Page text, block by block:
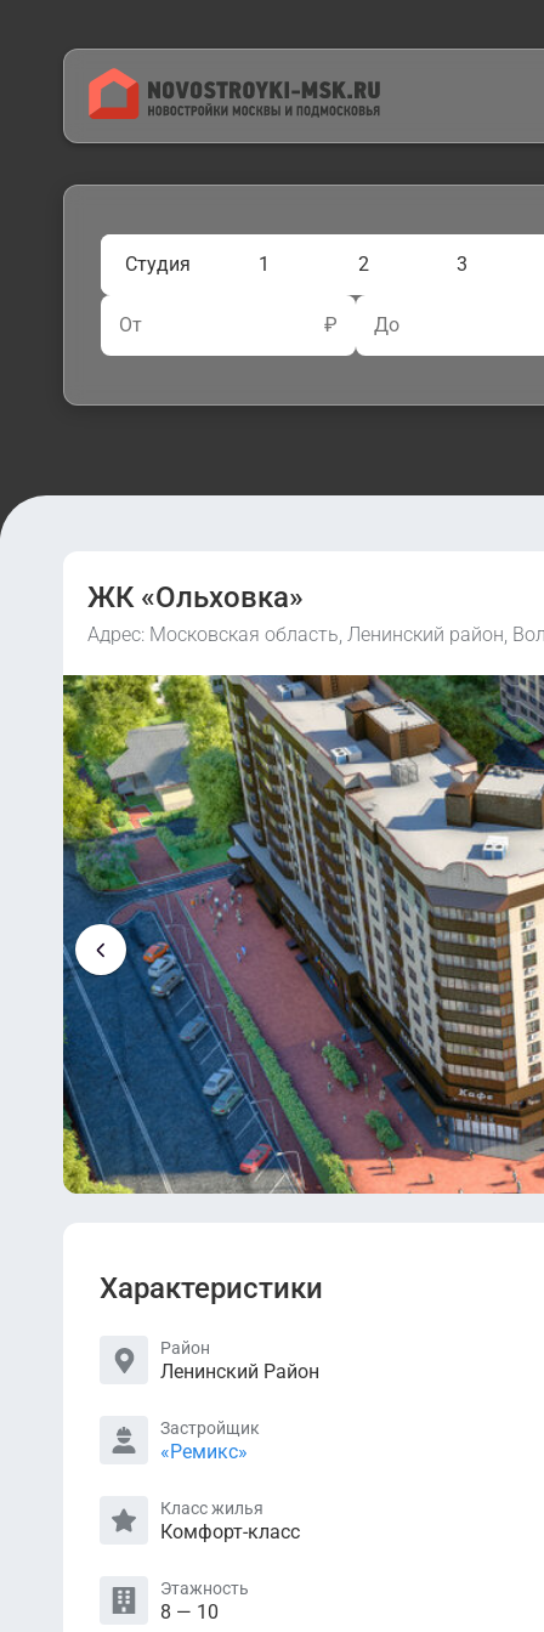
Студия 1 2 3
От ₽ До
ЖК «Ольховка»
Адрес: Московская область, Ленинский район,
Характеристики
Район
Ленинский Район
Застройщик
«Ремикс»
Класс жилья
Комфорт-класс
Этажность
8 — 10